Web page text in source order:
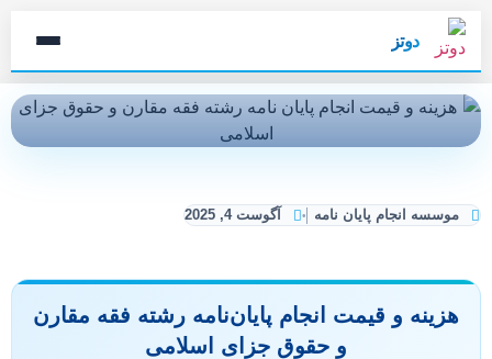
دوتز
موسسه انجام پایان نامه آگوست 4, 2025
هزینه و قیمت انجام پایان‌نامه رشته فقه مقارن
و حقوق جزای اسلامی